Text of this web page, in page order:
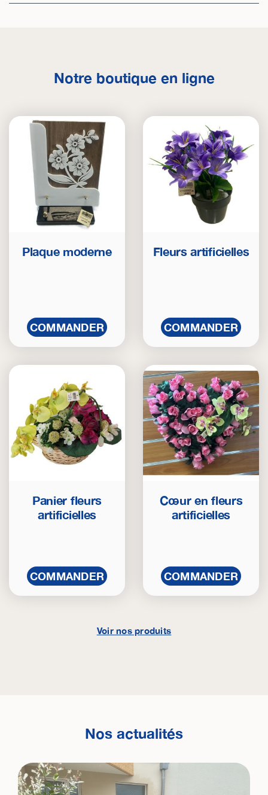
Notre boutique en ligne
Plaque moderne
COMMANDER
Fleurs artificielles
COMMANDER
Panier fleurs
artificielles
COMMANDER
Cœur en fleurs
artificielles
COMMANDER
Voir nos produits
Nos actualités